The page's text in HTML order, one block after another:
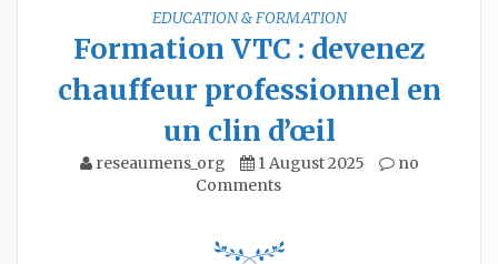
EDUCATION & FORMATION
Formation VTC : devenez
chauffeur professionnel en
un clin d’œil
reseaumens_org 1 August 2025
no
Comments